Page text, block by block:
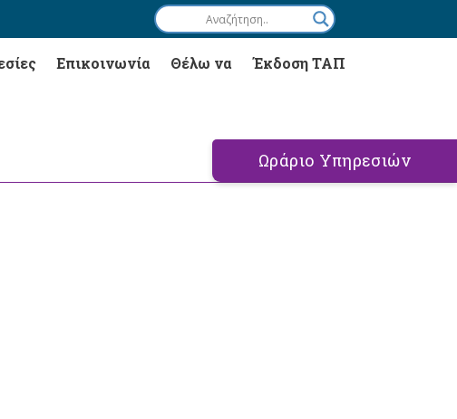
Επικοινωνία Θέλω να Έκδοση ΤΑΠ
Ωράριο Υπηρεσιών